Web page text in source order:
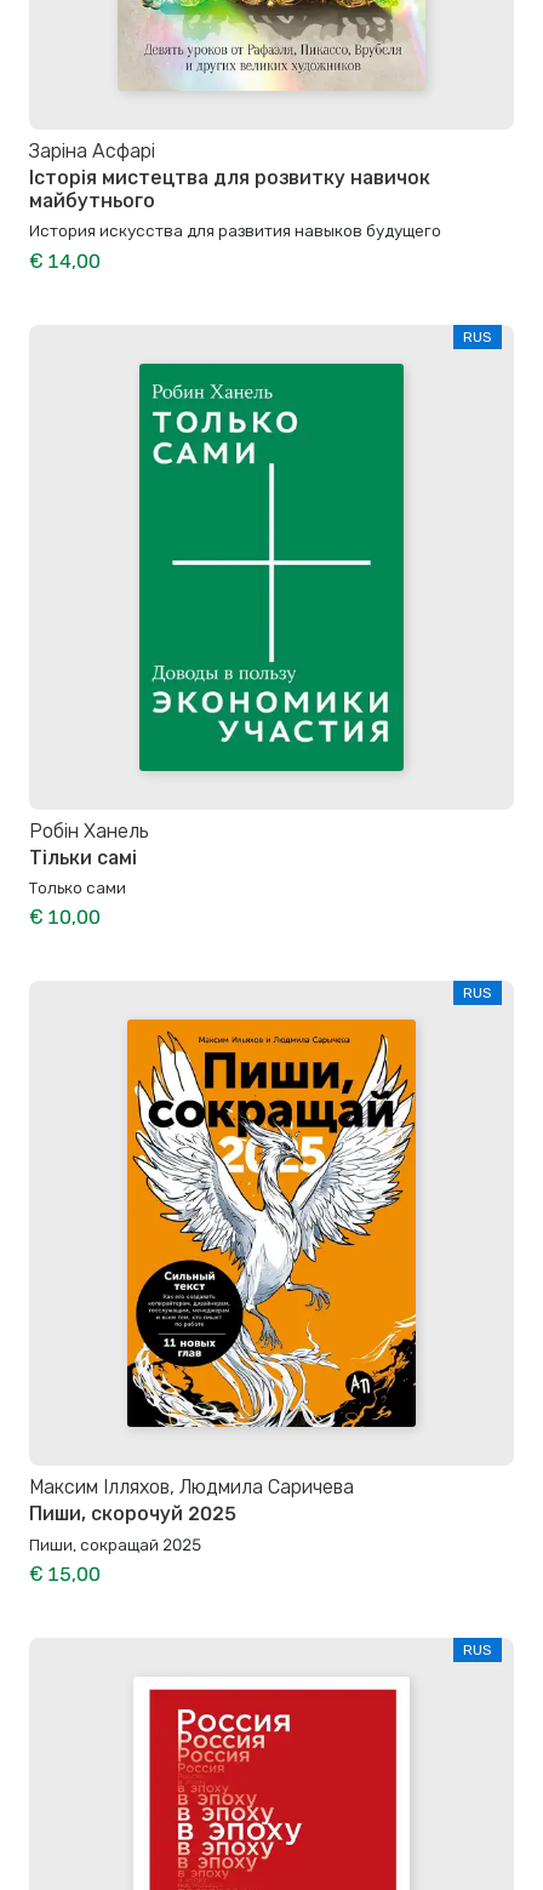
Заріна Асфарі
Історія мистецтва для розвитку навичок
майбутнього
История искусства для развития навыков будущего
€ 14,00
RUS
Робiн Ханель
Тільки самі
Только сами
€ 10,00
RUS
Максим Ілляхов, Людмила Саричева
Пиши, скорочуй 2025
Пиши, сокращай 2025
€ 15,00
RUS